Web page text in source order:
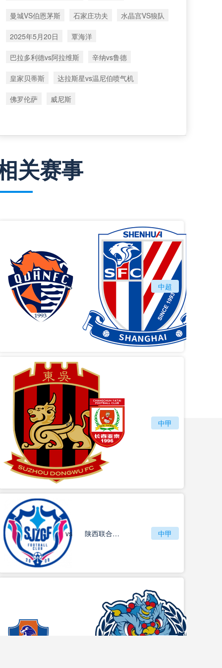
曼城VS伯恩茅斯 石家庄功夫 水晶宫VS狼队
2025年5月20日 覃海洋
巴拉多利德vs阿拉维斯 辛纳vs鲁德
皇家贝蒂斯 达拉斯星vs温尼伯喷气机
佛罗伦萨 威尼斯
关赛事
青岛海牛
vs 中超
苏州东吴
vs 长春亚泰中甲
石家庄功夫
vs 陕西联合月亮泊队 中甲